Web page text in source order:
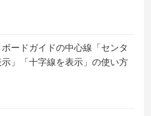
ードガイドの中心線「センタ
」「十字線を表示」の使い方